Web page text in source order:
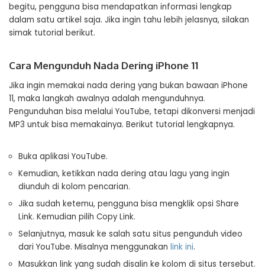
begitu, pengguna bisa mendapatkan informasi lengkap
dalam satu artikel saja. Jika ingin tahu lebih jelasnya, silakan
simak tutorial berikut.
Cara Mengunduh Nada Dering iPhone 11
Jika ingin memakai nada dering yang bukan bawaan iPhone
11, maka langkah awalnya adalah mengunduhnya.
Pengunduhan bisa melalui YouTube, tetapi dikonversi menjadi
MP3 untuk bisa memakainya. Berikut tutorial lengkapnya.
Buka aplikasi YouTube.
Kemudian, ketikkan nada dering atau lagu yang ingin
diunduh di kolom pencarian.
Jika sudah ketemu, pengguna bisa mengklik opsi Share
Link. Kemudian pilih Copy Link.
Selanjutnya, masuk ke salah satu situs pengunduh video
dari YouTube. Misalnya menggunakan link ini.
Masukkan link yang sudah disalin ke kolom di situs tersebut.